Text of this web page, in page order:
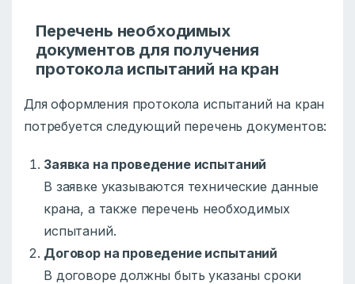
Перечень необходимых
документов для получения
протокола испытаний на кран
Для оформления протокола испытаний на кран
потребуется следующий перечень документов:
Заявка на проведение испытаний
В заявке указываются технические данные
крана, а также перечень необходимых
испытаний.
Договор на проведение испытаний
В договоре должны быть указаны сроки